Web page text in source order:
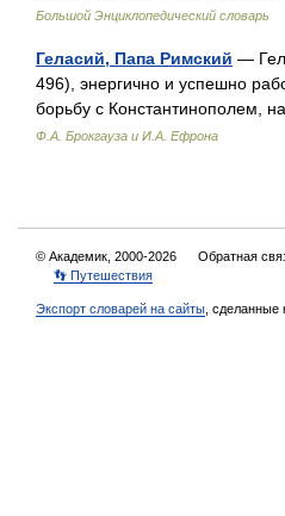
Большой Энциклопедический словарь
Геласий, Папа Римский —
496), энергично и успешно
борьбу с Константинополем,
Ф.А. Брокгауза и И.А. Ефрона
© Академик, 2000-2026 Обратная
👣 Путешествия
Экспорт словарей на сайты , сделанные